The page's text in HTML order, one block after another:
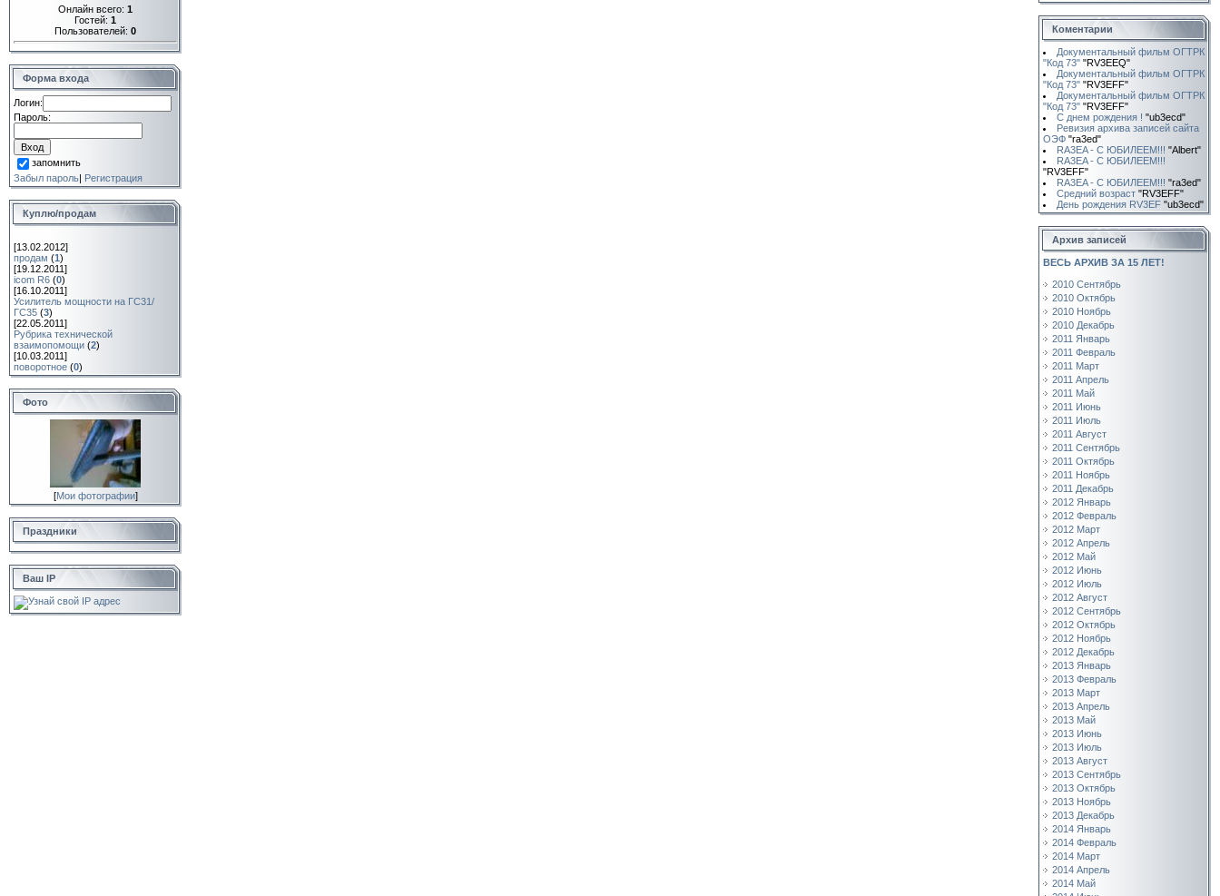
Онлайн всего: 1
Гостей: 1
Пользователей: 0
Форма входа
Логин:
Пароль:
запомнить
Забыл пароль| Регистрация
Куплю/продам
[13.02.2012]
продам (1)
[19.12.2011]
icom R6 (0)
[16.10.2011]
Усилитель мощности на ГС31/
ГС35 (3)
[22.05.2011]
Рубрика технической
взаимопомощи (2)
[10.03.2011]
поворотное (0)
Фото
[Мои фотографии]
Праздники
Ваш IP
Коментарии
Документальный фильм ОГТРК
"Код 73" "RV3EEQ"
Документальный фильм ОГТРК
"Код 73" "RV3EFF"
Документальный фильм ОГТРК
"Код 73" "RV3EFF"
С днем рождения ! "ub3ecd"
Ревизия архива записей сайта
ОЭФ "ra3ed"
RA3EA - С ЮБИЛЕЕМ!!! "Albert"
RA3EA - С ЮБИЛЕЕМ!!!
"RV3EFF"
RA3EA - С ЮБИЛЕЕМ!!! "ra3ed"
Средний возраст "RV3EFF"
День рождения RV3EF "ub3ecd"
Архив записей
ВЕСЬ АРХИВ ЗА 15 ЛЕТ!
2010 Сентябрь
2010 Октябрь
2010 Ноябрь
2010 Декабрь
2011 Январь
2011 Февраль
2011 Март
2011 Апрель
2011 Май
2011 Июнь
2011 Июль
2011 Август
2011 Сентябрь
2011 Октябрь
2011 Ноябрь
2011 Декабрь
2012 Январь
2012 Февраль
2012 Март
2012 Апрель
2012 Май
2012 Июнь
2012 Июль
2012 Август
2012 Сентябрь
2012 Октябрь
2012 Ноябрь
2012 Декабрь
2013 Январь
2013 Февраль
2013 Март
2013 Апрель
2013 Май
2013 Июнь
2013 Июль
2013 Август
2013 Сентябрь
2013 Октябрь
2013 Ноябрь
2013 Декабрь
2014 Январь
2014 Февраль
2014 Март
2014 Апрель
2014 Май